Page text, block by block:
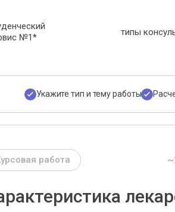
№1* типы
Укажите тип и тему работы
работа